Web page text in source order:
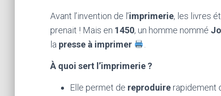
Avant l’invention de l’imprimerie, les livres
prenait ! Mais en 1450, un homme nommé
la presse à imprimer
À quoi sert l’imprimerie ?
Elle permet de reproduire rapidement